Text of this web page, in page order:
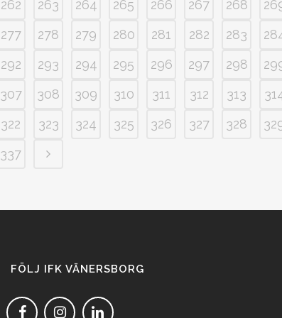
262 263 264 265 266 267 268
277 278 279 280 281 282 283
292 293 294 295 296 297 298
307 308 309 310 311 312 313
322 323 324 325 326 327 328
337
FÖLJ IFK VÄNERSBORG